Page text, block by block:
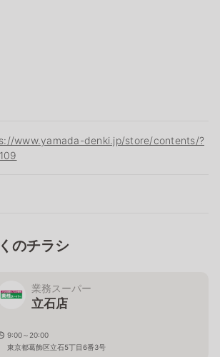
www.yamada-denki.jp/store/contents/?
のチラシ
業務スーパー
立石店
9:00～20:00
東京都葛飾区立石5丁目6番3号